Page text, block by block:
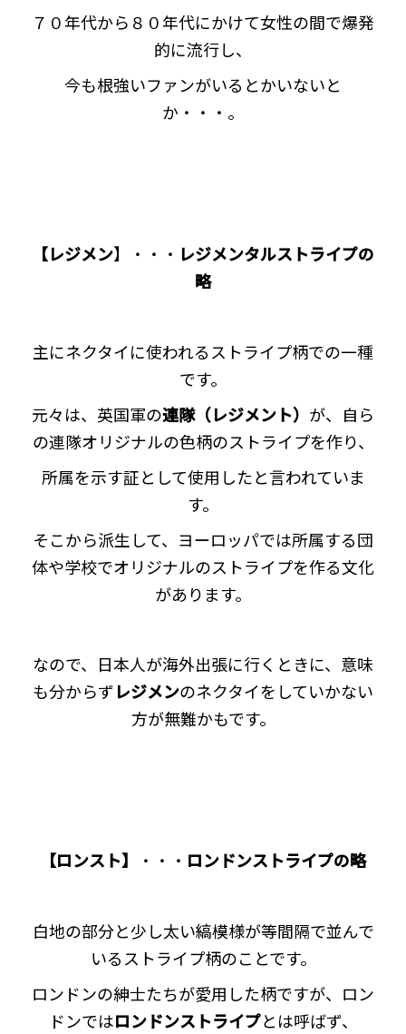
７０年代から８０年代にかけて女性の間で爆発
的に流行し、
今も根強いファンがいるとかいないと
か・・・。
【レジメン】・・・ レジメンタルストライプの
略
主にネクタイに使われるストライプ柄での一種
です。
元々は、英国軍の連隊（レジメント） が、自ら
の連隊オリジナルの色柄のストライプを作り、
所属を示す証として使用したと言われていま
す。
そこから派生して、ヨーロッパでは所属する団
体や学校でオリジナルのストライプを作る文化
があります。
なので、日本人が海外出張に行くときに、意味
も分からずレジメンのネクタイをしていかない
方が無難かもです。
【ロンスト】 ・・・ ロンドンストライプの略
白地の部分と少し太い縞模様が等間隔で並んで
いるストライプ柄のことです。
ロンドンの紳士たちが愛用した柄ですが、ロン
ドンではロンドンストライプとは呼ばず、